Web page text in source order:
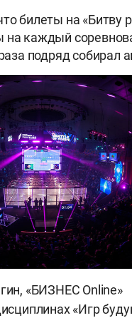
билеты на «Битву
на каждый
подряд собирал
«БИЗНЕС Online»
«Игр